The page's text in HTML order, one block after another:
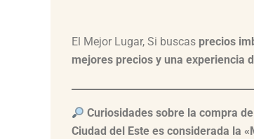
El Mejor Lugar, Si buscas precios
mejores precios y una experiencia
Curiosidades sobre la compra
Ciudad del Este es considerada la